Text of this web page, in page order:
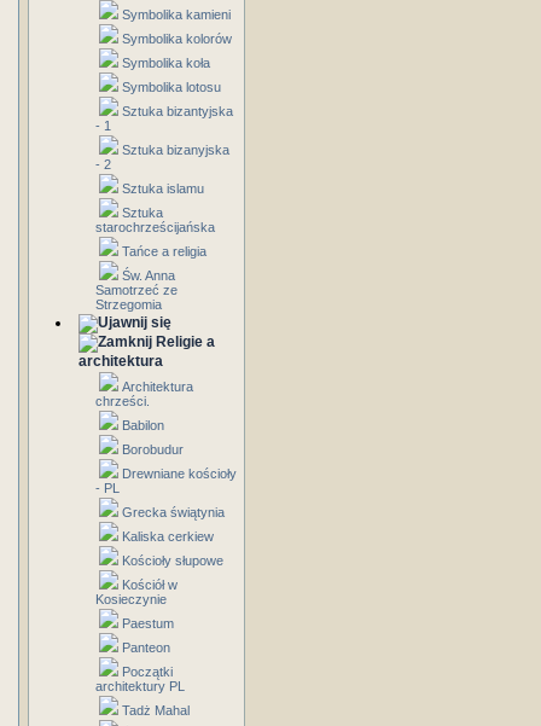
Symbolika kamieni
Symbolika kolorów
Symbolika koła
Symbolika lotosu
Sztuka bizantyjska
- 1
Sztuka bizanyjska
- 2
Sztuka islamu
Sztuka
starochrześcijańska
Tańce a religia
Św. Anna
Samotrzeć ze
Strzegomia
Religie a
architektura
Architektura
chrześci.
Babilon
Borobudur
Drewniane kościoły
- PL
Grecka świątynia
Kaliska cerkiew
Kościoły słupowe
Kościół w
Kosieczynie
Paestum
Panteon
Początki
architektury PL
Tadż Mahal